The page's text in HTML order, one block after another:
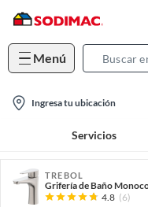
Menú
t
Ingresa tu ubicación
Servicios
TREBOL
Grifería de Baño
4.8 (6)